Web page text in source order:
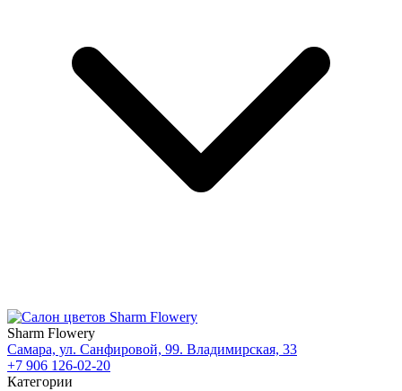
Sharm Flowery
Самара, ул. Санфировой, 99. Владимирская, 33
+7 906 126-02-20
Категории